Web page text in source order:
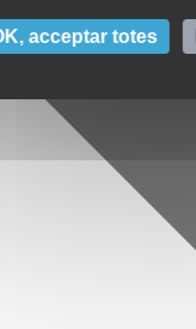
acceptar totes